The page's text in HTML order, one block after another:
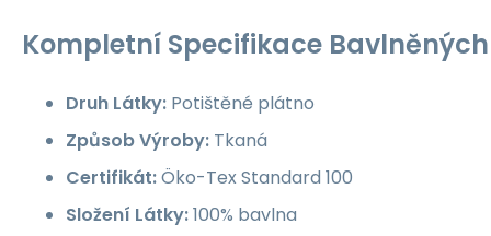
Kompletní Specifikace
Druh Látky: Potištěné plátno
Způsob Výroby: Tkaná
Certifikát:Öko-Tex Standard 100
Složení Látky:100% bavlna